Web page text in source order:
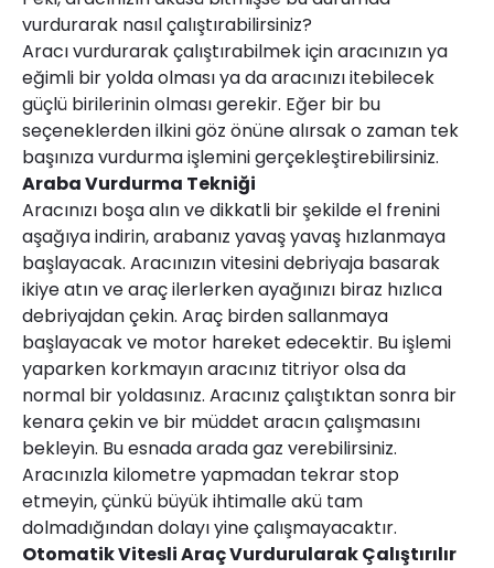
vurdurarak nasıl çalıştırabilirsiniz?
Aracı vurdurarak çalıştırabilmek için aracınızın ya
eğimli bir yolda olması ya da aracınızı itebilecek
güçlü birilerinin olması gerekir. Eğer bir bu
seçeneklerden ilkini göz önüne alırsak o zaman tek
başınıza vurdurma işlemini gerçekleştirebilirsiniz.
Araba Vurdurma Tekniği
Aracınızı boşa alın ve dikkatli bir şekilde el frenini
aşağıya indirin, arabanız yavaş yavaş hızlanmaya
başlayacak. Aracınızın vitesini debriyaja basarak
ikiye atın ve araç ilerlerken ayağınızı biraz hızlıca
debriyajdan çekin. Araç birden sallanmaya
başlayacak ve motor hareket edecektir. Bu işlemi
yaparken korkmayın aracınız titriyor olsa da
normal bir yoldasınız. Aracınız çalıştıktan sonra bir
kenara çekin ve bir müddet aracın çalışmasını
bekleyin. Bu esnada arada gaz verebilirsiniz.
Aracınızla kilometre yapmadan tekrar stop
etmeyin, çünkü büyük ihtimalle akü tam
dolmadığından dolayı yine çalışmayacaktır.
Otomatik Vitesli Araç Vurdurularak Çalıştırılır